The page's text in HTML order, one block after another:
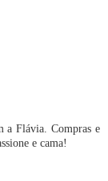
a Flávia. Compras e
e cama!